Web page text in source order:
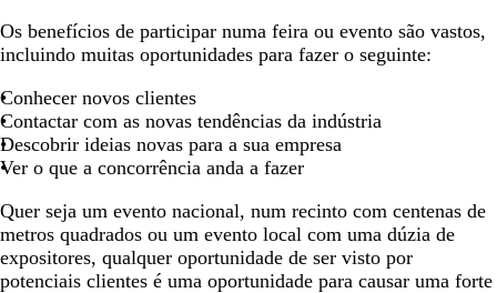
Os benefícios de participar numa feira ou evento são vastos,
incluindo muitas oportunidades para fazer o seguinte:
Conhecer novos clientes
Contactar com as novas tendências da indústria
Descobrir ideias novas para a sua empresa
Ver o que a concorrência anda a fazer
Quer seja um evento nacional, num recinto com centenas de
metros quadrados ou um evento local com uma dúzia de
expositores, qualquer oportunidade de ser visto por
potenciais clientes é uma oportunidade para causar uma forte